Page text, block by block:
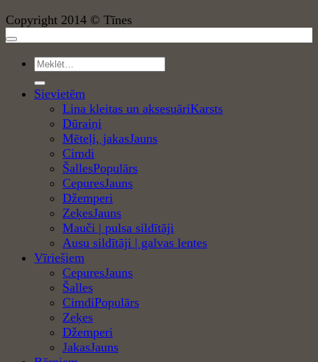
Copyright 2014 © Tīnes
Meklēt:
Sievietēm
Lina kleitas un aksesuāri
Dūraiņi
Mēteļi, jakas
Cimdi
Šalles
Cepures
Džemperi
Zeķes
Mauči | pulsa sildītāji
Ausu sildītāji | galvas lentes
Vīriešiem
Cepures
Šalles
Cimdi
Zeķes
Džemperi
Jakas